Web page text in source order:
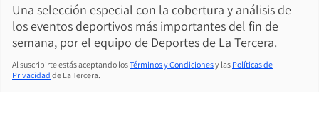
Una selección especial con la cobertura y análisis de
los eventos deportivos más importantes del fin de
semana, por el equipo de Deportes de La Tercera.
Al suscribirte estás aceptando losTérminos y Condicionesy las Políticas de
Privacidad de La Tercera.